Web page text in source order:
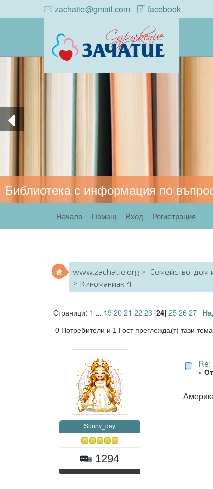
zachatie@gmail.com facebook
Библиотека с информация по
Начало Помощ Вход Регистрация
www.zachatie.org Семейство, дом
Киноманиак 4
Страници: 1 ... 192021 2223[24] 252627
0 Потребители и 1 Гост преглежда(т) тази тема.
Sunny_day
1294
«